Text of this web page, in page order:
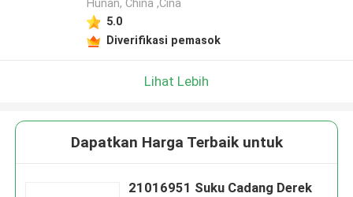
Hunan, China ,Cina
5.0
Diverifikasi pemasok
Lihat Lebih
Dapatkan Harga Terbaik untuk
21016951 Suku Cadang Derek